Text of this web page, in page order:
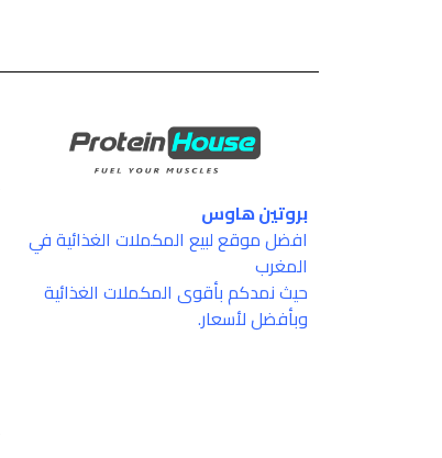
بروتين هاوس
افضل موقع لبيع المكملات الغذائية في
المغرب
حيث نمدكم بأقوى المكملات الغذائية
وبأفضل لأسعار.